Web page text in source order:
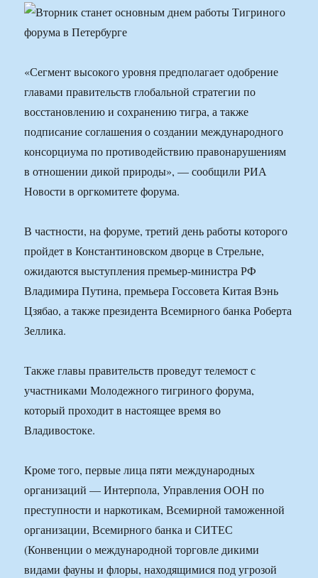
«Сегмент высокого уровня предполагает одобрение
главами правительств глобальной стратегии по
восстановлению и сохранению тигра, а также
подписание соглашения о создании международного
консорциума по противодействию правонарушениям
в отношении дикой природы», — сообщили РИА
Новости в оргкомитете форума.
В частности, на форуме, третий день работы которого
пройдет в Константиновском дворце в Стрельне,
ожидаются выступления премьер-министра РФ
Владимира Путина, премьера Госсовета Китая Вэнь
Цзябао, а также президента Всемирного банка Роберта
Зеллика.
Также главы правительств проведут телемост с
участниками Молодежного тигриного форума,
который проходит в настоящее время во
Владивостоке.
Кроме того, первые лица пяти международных
организаций — Интерпола, Управления ООН по
преступности и наркотикам, Всемирной таможенной
организации, Всемирного банка и СИТЕС
(Конвенции о международной торговле дикими
видами фауны и флоры, находящимися под угрозой